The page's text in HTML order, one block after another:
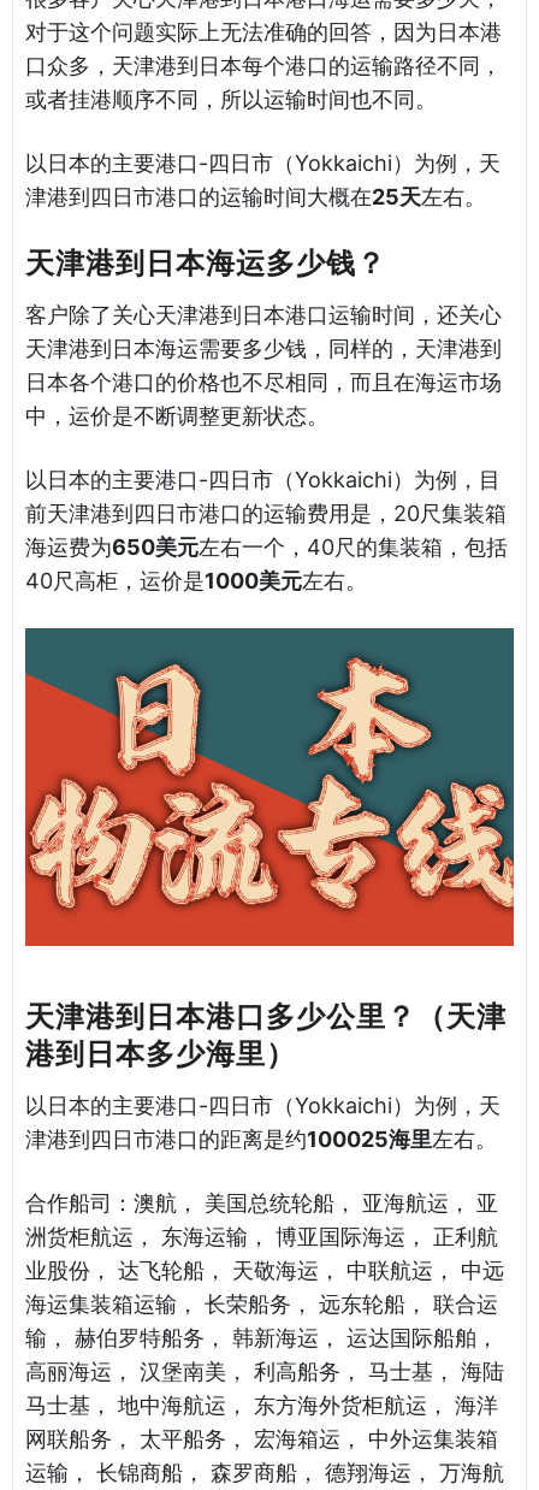
对于这个问题实际上无法准确的回答，因为日本港
口众多，天津港到日本每个港口的运输路径不同，
或者挂港顺序不同，所以运输时间也不同。
以日本的主要港口-四日市（Yokkaichi）为例，天
津港到四日市港口的运输时间大概在25天左右。
天津港到日本海运多少钱？
客户除了关心天津港到日本港口运输时间，还关心
天津港到日本海运需要多少钱，同样的，天津港到
日本各个港口的价格也不尽相同，而且在海运市场
中，运价是不断调整更新状态。
以日本的主要港口-四日市（Yokkaichi）为例，目
前天津港到四日市港口的运输费用是，20尺集装箱
海运费为650美元左右一个，40尺的集装箱，包括
40尺高柜，运价是1000美元左右。
天津港到日本港口多少公里？（天津
港到日本多少海里）
以日本的主要港口-四日市（Yokkaichi）为例，天
津港到四日市港口的距离是约100025海里左右。
合作船司：澳航， 美国总统轮船， 亚海航运， 亚
洲货柜航运， 东海运输， 博亚国际海运， 正利航
业股份， 达飞轮船， 天敬海运， 中联航运， 中远
海运集装箱运输， 长荣船务， 远东轮船， 联合运
输， 赫伯罗特船务， 韩新海运， 运达国际船舶，
高丽海运， 汉堡南美， 利高船务， 马士基， 海陆
马士基， 地中海航运， 东方海外货柜航运， 海洋
网联船务， 太平船务， 宏海箱运， 中外运集装箱
运输， 长锦商船， 森罗商船， 德翔海运， 万海航